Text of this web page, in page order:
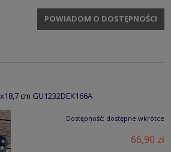
POWIADOM O DOSTĘPNOŚCI
cm GU1232DEK166A
Dostępność: dostępne wkrótce
66,90 zł